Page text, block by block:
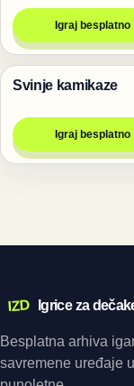
Igraj besplatno
Pucanje
Svinje kamikaze
Igraj besplatno
IZD Igrice za
Besplatna arhiva
savremene uređaje